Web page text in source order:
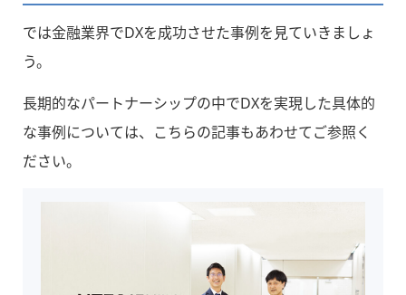
では金融業界でDXを成功させた事例を見ていきましょ
う。
長期的なパートナーシップの中でDXを実現した具体的
な事例については、こちらの記事もあわせてご参照く
ださい。